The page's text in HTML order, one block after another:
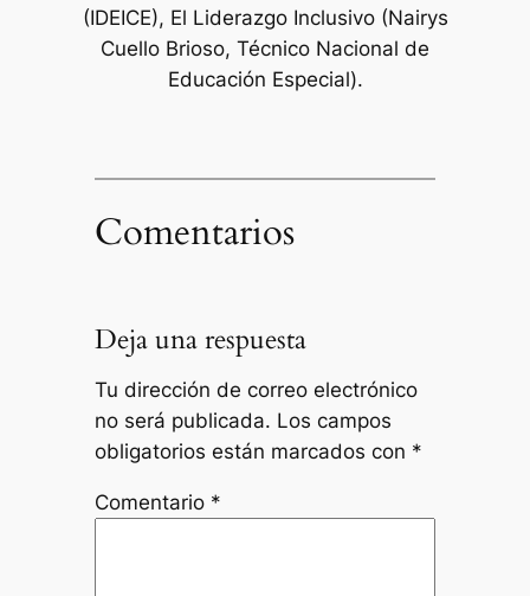
(IDEICE), El Liderazgo Inclusivo (Nairys
Cuello Brioso, Técnico Nacional de
Educación Especial).
Comentarios
Deja una respuesta
Tu dirección de correo electrónico
no será publicada. Los campos
obligatorios están marcados con *
Comentario *